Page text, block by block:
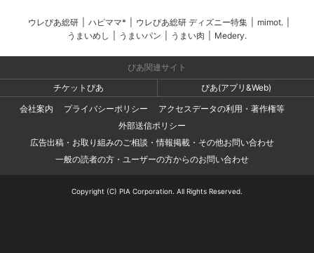
ウレぴあ総研 ハピママ* ウレぴあ総研 ディズニー特集 mimot.
うまいめし
うまいパン うまい肉 Medery.
ぴあ関連サイト
チケットぴあ
ぴあ(アプリ&Web)
会社案内
プライバシーポリシー
アクセスデータの利用・著作権等
外部送信ポリシー
広告出稿・お取り組みのご相談・情報掲載・その他お問い合わせ
一般の読者の方・ユーザーの方からのお問い合わせ
Copyright (C) PIA Corporation. All Rights Reserved.